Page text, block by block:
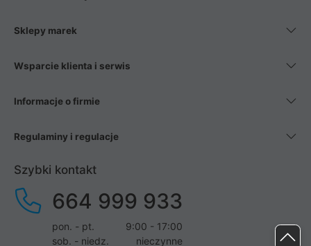
Sklepy marek
Wsparcie klienta i serwis
Informacje o firmie
Regulaminy i regulacje
Szybki kontakt
664 999 933
pon. - pt.
9:00 - 17:00
sob. - niedz.
nieczynne